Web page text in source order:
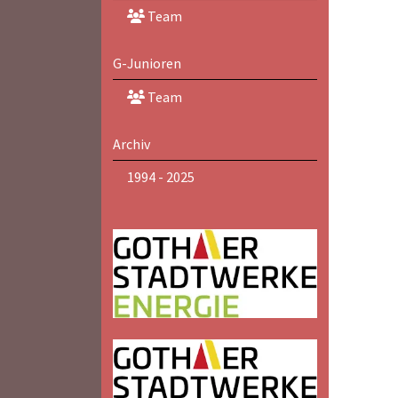
Team
G-Junioren
Team
Archiv
1994 - 2025